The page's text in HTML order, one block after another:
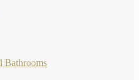
Bathrooms